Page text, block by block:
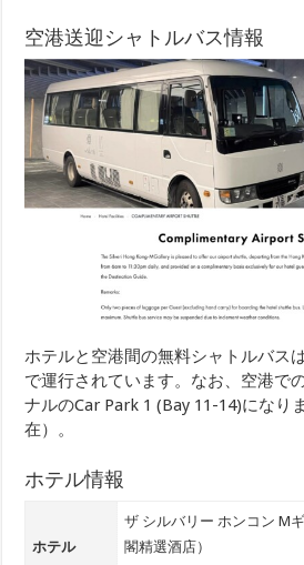
空港送迎シャトルバス情報
ホテルと空港間の無料シャトルバス
で運行されています。なお、空港で
ナルのCar Park 1 (Bay 11-14)になり
在）。
ホテル情報
ホテル
ザ シルバリー ホンコン M
閣精選酒店）